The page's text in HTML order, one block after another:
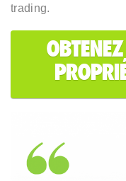
trading.